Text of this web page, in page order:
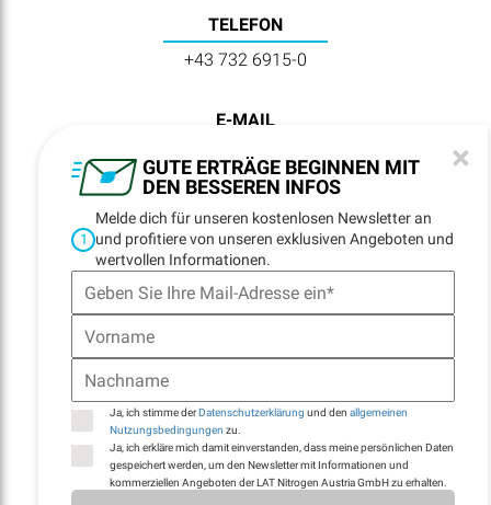
GUTE ERTRÄGE BEGINNEN MIT
DEN BESSEREN INFOS
×
1
Melde dich für unseren kostenlosen Newsletter an
und profitiere von unseren exklusiven Angeboten und
wertvollen Informationen.
Ja, ich stimme derDatenschutzerklärung und den allgemeinen
Nutzungsbedingungen zu.
Ja, ich erkläre mich damit einverstanden, dass meine persönlichen Daten
gespeichert werden, um den Newsletter mit Informationen und
kommerziellen Angeboten der LAT Nitrogen Austria GmbH zu erhalten.
TELEFON
+43 732 6915-0
E-MAIL
lat@lat-nitrogen.com
MEHR ENTDECKEN
REGISTRATION